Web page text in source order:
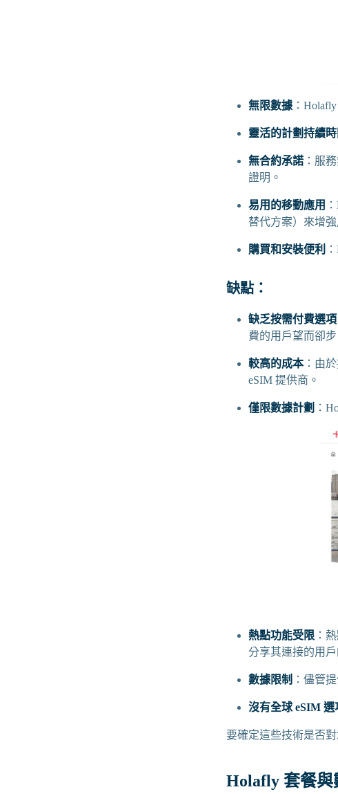
無限數據 ：
靈活的計劃持續時
無合約承諾 ：服
證明。
易用的移動應用
替代方案）來增強
購買和安裝便利
缺點：
缺乏按需付費選項
費的用戶望而卻步
較高的成本：由
eSIM 提供商。
僅限數據計劃 ：
熱點功能受限 ：
分享其連接的用戶
數據限制 ：儘管
沒有全球 eSIM 選
要確定這些技術是否
Holafly 套餐與